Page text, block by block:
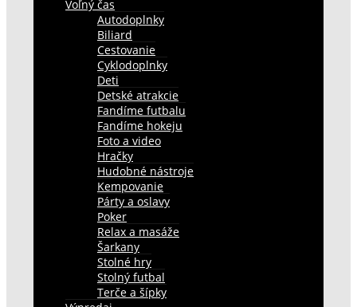
Voľný čas
Autodoplnky
Biliard
Cestovanie
Cyklodoplnky
Deti
Detské atrakcie
Fandíme futbalu
Fandíme hokeju
Foto a video
Hračky
Hudobné nástroje
Kempovanie
Párty a oslavy
Poker
Relax a masáže
Šarkany
Stolné hry
Stolný futbal
Terče a šípky